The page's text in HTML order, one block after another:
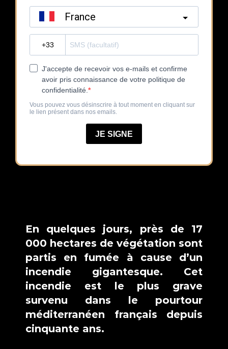
En quelques jours, près de 17
000 hectares de végétation sont
partis en fumée à cause d’un
incendie gigantesque. Cet
incendie est le plus grave
survenu dans le pourtour
méditerranéen français depuis
cinquante ans.